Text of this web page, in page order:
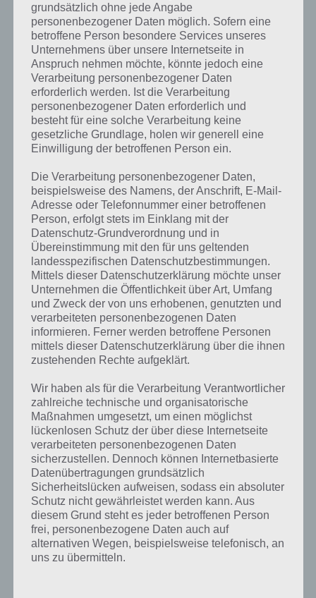
Panzer Geekz Screenshot -(c) GAME
TROOPERS
durch einen
hügeligen
Parkour zu
steuern, ohne
kommt. Das Problem dabei ist, dass man seinem Fahrzeug nur
einmal am Start einen Schubs geben kann und danach nur noch die
Richtung bestimmt. Das macht man mit Neigen des Smartphones,
was auch recht präzise funktioniert.
Um in Panzer Geekz wieder Fahrt aufzunehmen, musst du mit
deinem Panzer Soldaten, Schafe oder Bäume umfahren, wodurch du
nicht nur Punkte, sondern auch einen Geschwindigkeitsboost
bekommst, welcher dich deinem Ziel etwas näher bringt. Einige
bremsende Hindernisse wie Mauern, können dabei auch mit einem
tippen auf das Display überwunden werden.
Kostenlos mit Kompromiss
PanzerGeekzhat insgesamt neun verschiedene Szenarien mit
jeweils sechs unterschiedlichen Leveln. Das bietet eine gute
Grundlage um lange Spaß mit dem Spiel zu haben, denn man muss
Geekzeine klare Regel hat: Du musst dir nichts freikaufen, wenn du
gut genug bist. Das bedeutet, dass man bei jedem Level
Sterne braucht, um problemlos durch die Szenarien zu kommen.
das zu schaffen hat PanzerGeekzin jedem Level einen besonderen
Charakter versteckt, welcher meist nicht auf dem direkten Weg vom
Start zur Zielfahne liegt, jedoch Extrapunkte bringt.
Trailer des Entwicklers zu Panzer Geekz
Um einen kleinen Eindruck vom eigentlichen Spiel zu kommen
haben wir euch hier einen Trailer des
verlinkt, der zeigt,
grundsätzlich ohne jede Angabe
personenbezogener Daten möglich. Sofern eine
betroffene Person besondere Services unseres
Unternehmens über unsere Internetseite in
Anspruch nehmen möchte, könnte jedoch eine
Verarbeitung personenbezogener Daten
erforderlich werden. Ist die Verarbeitung
personenbezogener Daten erforderlich und
besteht für eine solche Verarbeitung keine
gesetzliche Grundlage, holen wir generell eine
Einwilligung der betroffenen Person ein.
Die Verarbeitung personenbezogener Daten,
beispielsweise des Namens, der Anschrift, E-Mail-
Adresse oder Telefonnummer einer betroffenen
Person, erfolgt stets im Einklang mit der
Datenschutz-Grundverordnung und in
Übereinstimmung mit den für uns geltenden
landesspezifischen Datenschutzbestimmungen.
Mittels dieser Datenschutzerklärung möchte unser
Unternehmen die Öffentlichkeit über Art, Umfang
und Zweck der von uns erhobenen, genutzten und
verarbeiteten personenbezogenen Daten
informieren. Ferner werden betroffene Personen
mittels dieser Datenschutzerklärung über die ihnen
zustehenden Rechte aufgeklärt.
Wir haben als für die Verarbeitung Verantwortlicher
zahlreiche technische und organisatorische
Maßnahmen umgesetzt, um einen möglichst
lückenlosen Schutz der über diese Internetseite
verarbeiteten personenbezogenen Daten
sicherzustellen. Dennoch können Internetbasierte
Datenübertragungen grundsätzlich
Sicherheitslücken aufweisen, sodass ein absoluter
Schutz nicht gewährleistet werden kann. Aus
diesem Grund steht es jeder betroffenen Person
frei, personenbezogene Daten auch auf
alternativen Wegen, beispielsweise telefonisch, an
uns zu übermitteln.